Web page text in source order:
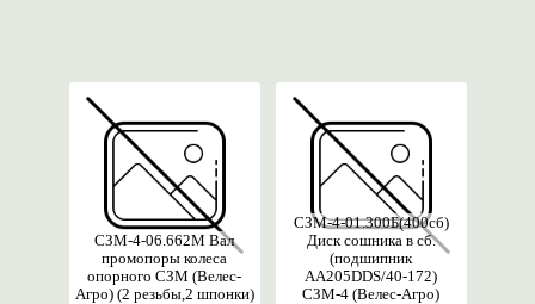
СЗМ-4-06.662М Вал
промопоры колеса
опорного СЗМ (Велес-
Агро) (2 резьбы,2 шпонки)
СЗМ-4-01.300Б(400сб)
Диск сошника в сб.
(подшипник
AA205DDS/40-172)
СЗМ-4 (Велес-Агро)